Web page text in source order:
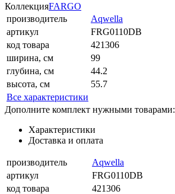
КоллекцияFARGO
производитель
Aqwella
артикул
FRG0110DB
код товара
421306
ширина, см
99
глубина, см
44.2
высота, см
55.7
Все характеристики
Дополните комплект нужными товарами:
Характеристики
Доставка и оплата
производитель
Aqwella
артикул
FRG0110DB
код товара
421306